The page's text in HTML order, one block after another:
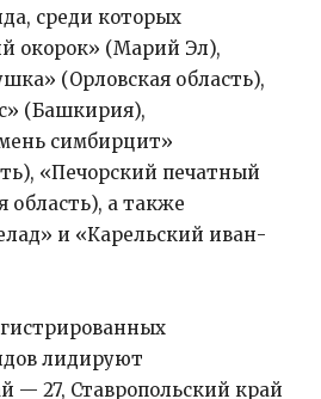
среди которых
окорок» (Марий Эл),
(Орловская область),
(Башкирия),
симбирцит»
«Печорский печатный
область), а также
и «Карельский иван-
лидируют
— 27, Ставропольский край